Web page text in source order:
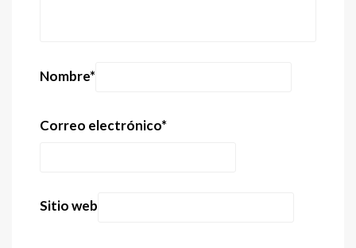
Nombre*
Correo electrónico*
Sitio web